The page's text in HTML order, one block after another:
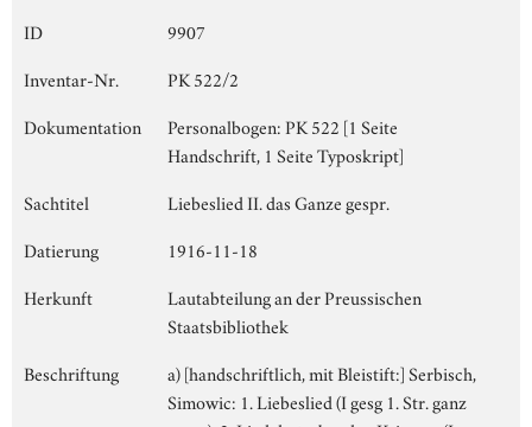
ID
9907
Inventar-Nr.
PK 522/2
Dokumentation
Personalbogen: PK 522 [1 Seite
Handschrift, 1 Seite Typoskript]
Sachtitel
Liebeslied II. das Ganze gespr.
Datierung
1916-11-18
Herkunft
Lautabteilung an der Preussischen
Staatsbibliothek
Beschriftung
a) [handschriftlich, mit Bleistift:] Serbisch,
Simowic: 1. Liebeslied (I gesg 1. Str. ganz